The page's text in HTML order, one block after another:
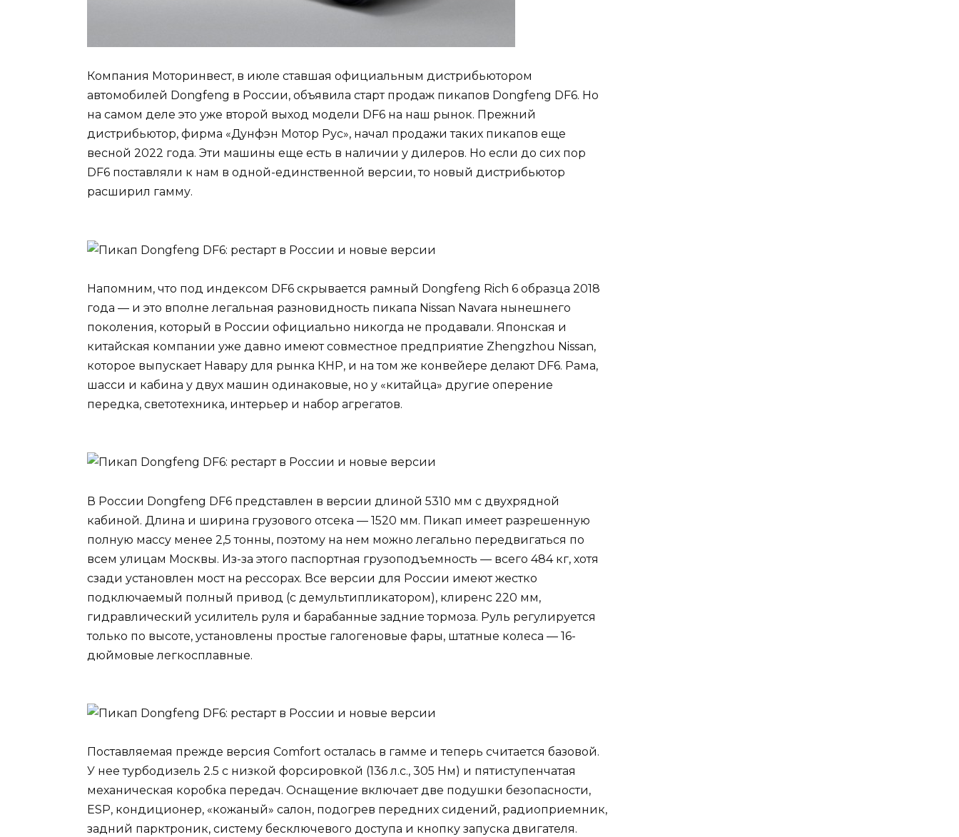
Компания Моторинвест, в июле ставшая официальным дистрибьютором
автомобилей Dongfeng в России, объявила старт продаж пикапов Dongfeng DF6. Но
на самом деле это уже второй выход модели DF6 на наш рынок. Прежний
дистрибьютор, фирма «Дунфэн Мотор Рус», начал продажи таких пикапов еще
весной 2022 года. Эти машины еще есть в наличии у дилеров. Но если до сих пор
DF6 поставляли к нам в одной-единственной версии, то новый дистрибьютор
расширил гамму.
Напомним, что под индексом DF6 скрывается рамный Dongfeng Rich 6 образца 2018
года — и это вполне легальная разновидность пикапа Nissan Navara нынешнего
поколения, который в России официально никогда не продавали. Японская и
китайская компании уже давно имеют совместное предприятие Zhengzhou Nissan,
которое выпускает Навару для рынка КНР, и на том же конвейере делают DF6. Рама,
шасси и кабина у двух машин одинаковые, но у «китайца» другие оперение
передка, светотехника, интерьер и набор агрегатов.
В России Dongfeng DF6 представлен в версии длиной 5310 мм с двухрядной
кабиной. Длина и ширина грузового отсека — 1520 мм. Пикап имеет разрешенную
полную массу менее 2,5 тонны, поэтому на нем можно легально передвигаться по
всем улицам Москвы. Из-за этого паспортная грузоподъемность — всего 484 кг, хотя
сзади установлен мост на рессорах. Все версии для России имеют жестко
подключаемый полный привод (с демультипликатором), клиренс 220 мм,
гидравлический усилитель руля и барабанные задние тормоза. Руль регулируется
только по высоте, установлены простые галогеновые фары, штатные колеса — 16-
дюймовые легкосплавные.
Поставляемая прежде версия Comfort осталась в гамме и теперь считается базовой.
У нее турбодизель 2.5 с низкой форсировкой (136 л.с., 305 Нм) и пятиступенчатая
механическая коробка передач. Оснащение включает две подушки безопасности,
ESP, кондиционер, «кожаный» салон, подогрев передних сидений, радиоприемник,
задний парктроник, систему бесключевого доступа и кнопку запуска двигателя.